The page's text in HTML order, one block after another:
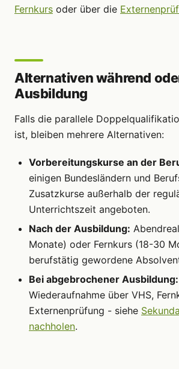
Fernkurs oder über die
Alternativen während
Ausbildung
Falls die parallele
ist, bleiben mehrere Alternativen:
Vorbereitungskurse an der
einigen Bundesländern und
Zusatzkurse außerhalb der
Unterrichtszeit angeboten.
Nach der Ausbildung:
Monate) oder Fernkurs (18-30
berufstätig gewordene
Bei abgebrochener Ausbildung:
Wiederaufnahme über VHS,
Externenprüfung - siehe
nachholen.